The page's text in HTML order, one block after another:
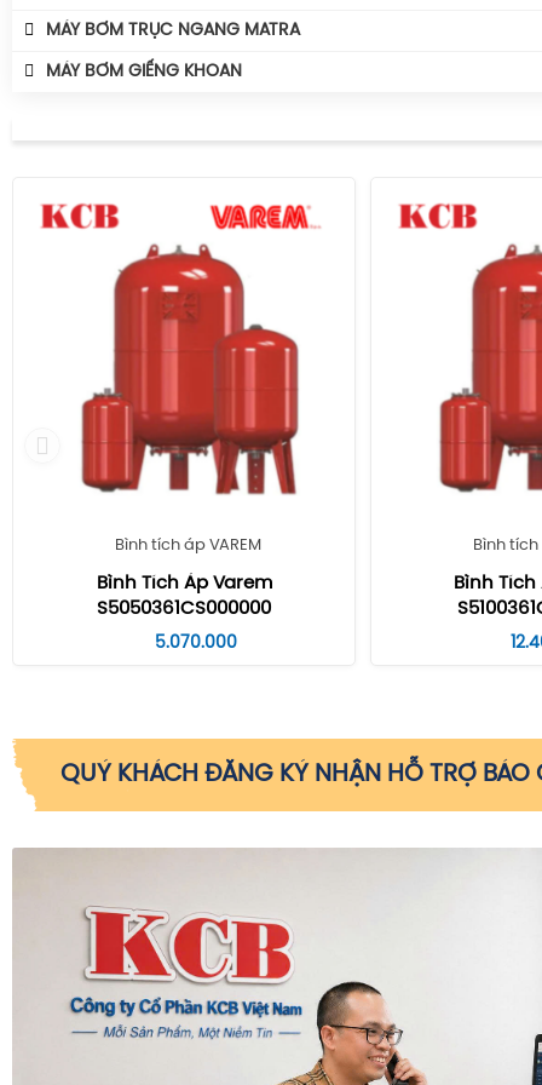
MÁY BƠM TRỤC NGANG MATRA
MÁY BƠM GIẾNG KHOAN
Bình tích áp VAREM
Bình Tích Áp Varem
S5050361CS000000
5.070.000
Bình tích
Bình
QUÝ KHÁCH ĐĂNG KÝ NHẬN HỖ TRỢ BÁO